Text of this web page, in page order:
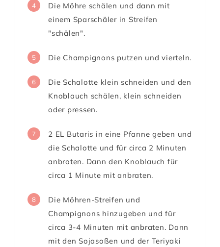
4
Die Möhre schälen und dann mit
einem Sparschäler in Streifen
"schälen".
5 Die Champignons putzen und vierteln.
6
Die Schalotte klein schneiden und den
Knoblauch schälen, klein schneiden
oder pressen.
7
2 EL Butaris in eine Pfanne geben und
die Schalotte und für circa 2 Minuten
anbraten. Dann den Knoblauch für
circa 1 Minute mit anbraten.
8
Die Möhren-Streifen und
Champignons hinzugeben und für
circa 3-4 Minuten mit anbraten. Dann
mit den Sojasoßen und der Teriyaki